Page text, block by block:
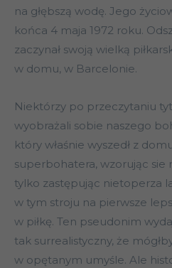
na głębszą wodę. Jego
końca 4 maja 1972 roku.
zaczynał swoją wielką
w domu, w Barcelonie.
Niektórzy po przeczytaniu
wyobrażali sobie naszego
który właśnie wyszedł z
superbohatera, wzorując sie
tylko zastępując nietoperza
w tym stroju na pierwsze
w piłkę. Ten pseudonim
tak surrealistyczny, że
w opętanym umyśle. Ale